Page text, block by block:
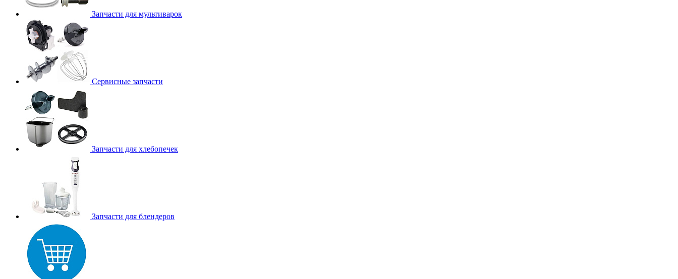
Запчасти для мультиварок
Сервисные запчасти
Запчасти для хлебопечек
Запчасти для блендеров